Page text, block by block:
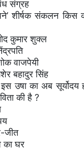
संग्रह
शीर्षक संकलन किस
कुमार शुक्ल
वाजपेयी
बहादुर सिंह
उषा का अब सूर्योदय
की है ?
जीत
का घर